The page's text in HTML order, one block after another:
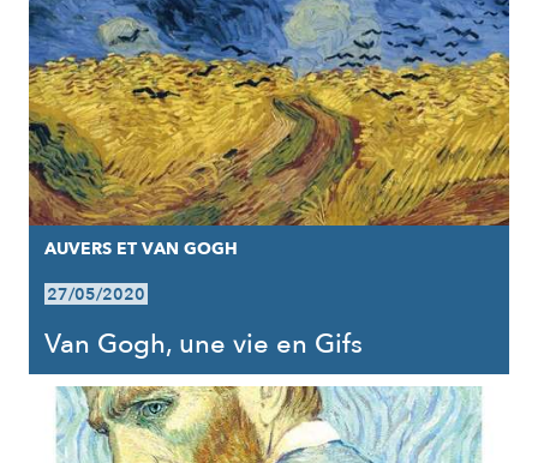
AUVERS ET VAN GOGH
27/05/2020
Van Gogh, une vie en Gifs